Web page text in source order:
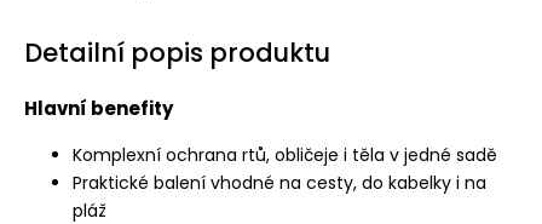
Detailní popis produktu
Hlavní benefity
Komplexní ochrana rtů, obličeje i těla v jedné sadě
Praktické balení vhodné na cesty, do kabelky i na
pláž